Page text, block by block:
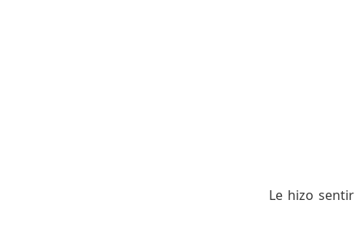
Le hizo sentir